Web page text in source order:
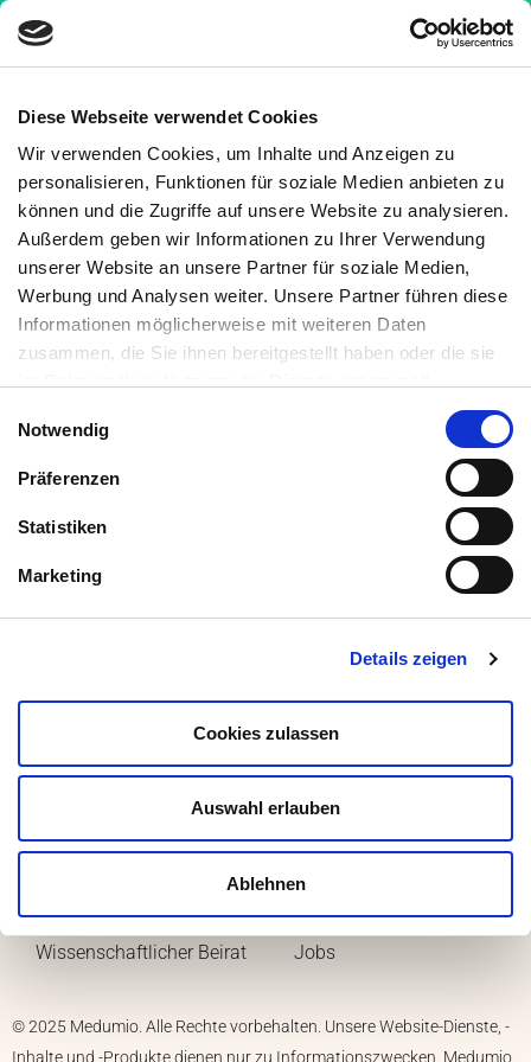
Diese Webseite verwendet Cookies
Wir verwenden Cookies, um Inhalte und Anzeigen zu
personalisieren, Funktionen für soziale Medien anbieten zu
können und die Zugriffe auf unsere Website zu analysieren.
Außerdem geben wir Informationen zu Ihrer Verwendung
unserer Website an unsere Partner für soziale Medien,
Werbung und Analysen weiter. Unsere Partner führen diese
Informationen möglicherweise mit weiteren Daten
zusammen, die Sie ihnen bereitgestellt haben oder die sie
haben. Sie können jederzeit die Cookie-Einstellungen
widerrufen oder ändern:
. Es befindet
sich auch ein Link in der Fußzeile zu den Einstellungen der
Cookies um diese jederzeit widerrufen oder ändern zu
können.
Notwendig
Präferenzen
Statistiken
Marketing
Details zeigen
Cookies zulassen
Auswahl erlauben
Ablehnen
Mastzellen sind Immunzellen aus der myeliden Reihe,
die durch ihre gespeicherten Botenstoffe (z.B.
Heparin und Histamin) charakterisiert werden. Sie
erkennen Allergene (körperfremde Stoffe) und starten
durch Ausschüttung der Botenstoffe eine
Immunreaktion, die auch als Allergie (IgE-Allergie)
bezeichnet wird.
Physiologisch sind sie auf die Erkennung von
Bakterien, Parasiten und Tiergiften spezialisiert –
klassische allergische Reaktionen kommen seit der
Moderne auch dazu.
Kontakt Moralische Grundlagen
Wissenschaftlicher Beirat Jobs
© 2025 Medumio. Alle Rechte vorbehalten. Unsere Website-Dienste, -
Inhalte und -Produkte dienen nur zu Informationszwecken. Medumio